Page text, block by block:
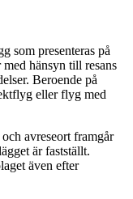
som presenteras på
hänsyn till resans
Beroende på
eller flyg med
avreseort framgår
är fastställt.
även efter